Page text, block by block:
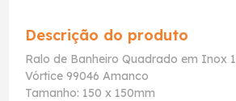
Descrição do produto
Ralo de Banheiro Quadrado em Inox
Vórtice 99046 Amanco
Tamanho: 150 x 150mm